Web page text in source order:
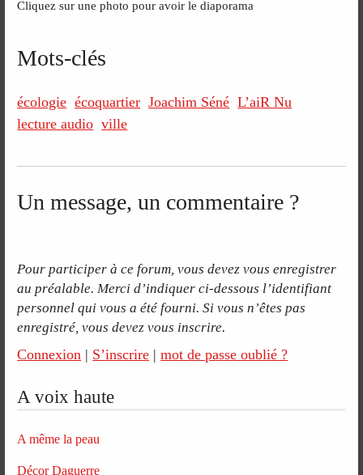
Cliquez sur une photo pour avoir le diaporama
Mots-clés
écologie écoquartier Joachim Séné L’aiR Nu
lecture audio ville
Un message, un commentaire ?
Pour participer à ce forum, vous devez vous enregistrer
au préalable. Merci d’indiquer ci-dessous l’identifiant
personnel qui vous a été fourni. Si vous n’êtes pas
enregistré, vous devez vous inscrire.
Connexion | S’inscrire |mot de passe oublié ?
A voix haute
A même la peau
Décor Daguerre